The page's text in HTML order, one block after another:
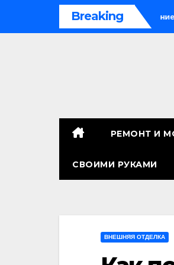
Breaking
универсальное решение для
РЕМОНТ И
СВОИМИ РУКАМИ
ВНЕШНЯЯ ОТДЕЛКА